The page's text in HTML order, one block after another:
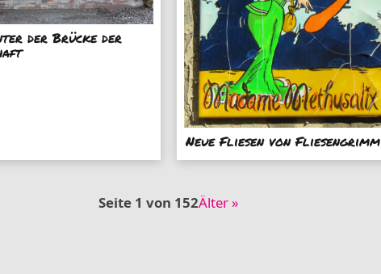
der Brücke der
Neue Fliesen von Fliesengrimm
Seite 1 von 152Älter »